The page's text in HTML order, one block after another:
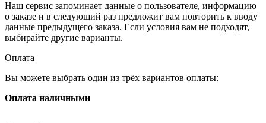
Наш сервис запоминает данные о пользователе, информацию
о заказе и в следующий раз предложит вам повторить к вводу
данные предыдущего заказа. Если условия вам не подходят,
выбирайте другие варианты.
Оплата
Вы можете выбрать один из трёх вариантов оплаты:
Оплата наличными